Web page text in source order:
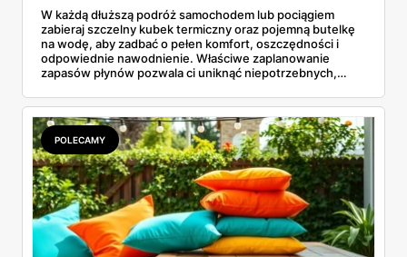
W każdą dłuższą podróż samochodem lub pociągiem
zabieraj szczelny kubek termiczny oraz pojemną butelkę
na wodę, aby zadbać o pełen komfort, oszczędności i
odpowiednie nawodnienie. Właściwe zaplanowanie
zapasów płynów pozwala ci uniknąć niepotrzebnych,
kupowania przepłaconych napojów w wagonach
restauracyjnych. Połączenie funkcji, jakie oferuje dobrze
izolujący kubek termiczny z gorącą kawą oraz niezawodna
butelka na wodę, tworzy idealny, podróżny zestaw. Dzięki
niemu wielogodzinne przemieszczanie się z miejsca na
miejsce staje się znacznie przyjemniejsze, a my zyskujemy
pewność, że nasze ulubione napoje są zawsze pod ręką.
POLECAMY